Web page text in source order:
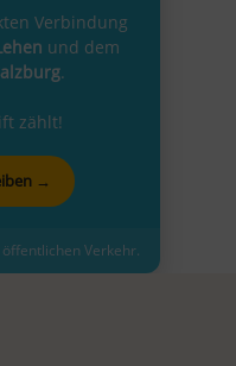
Verbindung
und dem
.
zählt!
→
Verkehr.